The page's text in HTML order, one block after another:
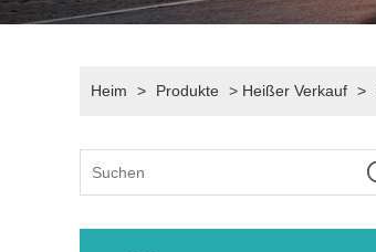
Heim > Produkte > Heißer Verkauf >